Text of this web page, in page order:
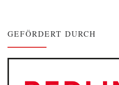
GEFÖRDERT DURCH